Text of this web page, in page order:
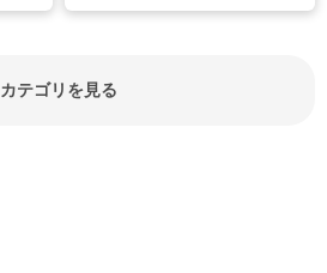
カテゴリを見る